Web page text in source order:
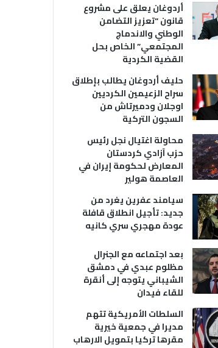
أردوغان يعلق على مشروع
قانون “تعزيز التضامن
الوطني والاندماج
المجتمعي” الخاص بحل
القضية الكردية
حليف أردوغان يطالب بإطلاق
سراح الزعيمين الكرديين
اوجلان ودميرتاش من
السجون التركية
محاولة اغتيال نجل رئيس
حزب آزادي كردستان
المعارض لحكومة إيران في
العاصمة هولير
سيامند عفرين يغرد من
جديد: تأجيل انطلاق قافلة
عودة مهجري سري كانيه
بعد اجتماعه مع الجنرال
مظلوم عبدي في دمشق
الشيباني يتوجه إلى أنقرة
للقاء فيدان
السلطات الأمريكية تتهم
مديرا في جمعية خيرية
مقرها تركيا بتمويل الارهاب